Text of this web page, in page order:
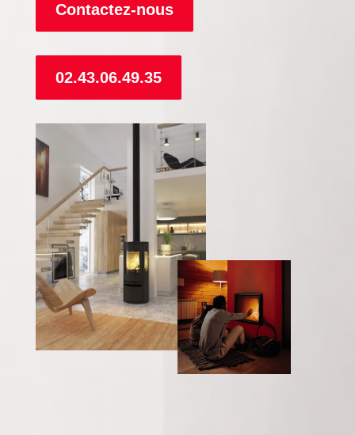
Contactez-nous
02.43.06.49.35